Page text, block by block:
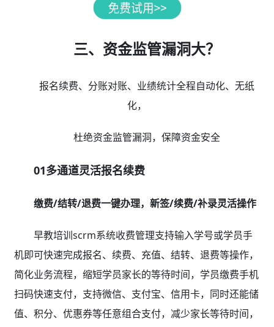
三、资金监管漏洞大？
报名续费、分账对账、业绩统计全程自动化、无纸
化，
杜绝资金监管漏洞，保障资金安全
01多通道灵活报名续费
缴费/结转/退费一键办理，新签/续费/补录灵活操作
早教培训scrm系统收费管理支持输入学号或学员手
机即可快速完成报名、续费、充值、结转、退费等操作，
简化业务流程，缩短学员家长的等待时间，学员缴费手机
扫码快速支付，支持微信、支付宝、信用卡，同时还能储
值、积分、优惠券等任意组合支付，减少家长等待时间，